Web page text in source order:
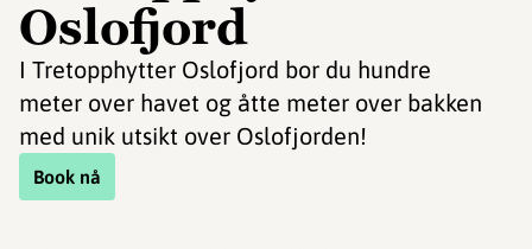
Oslofjord
I Tretopphytter Oslofjord bor du hundre
meter over havet og åtte meter over bakken
med unik utsikt over Oslofjorden!
Book nå